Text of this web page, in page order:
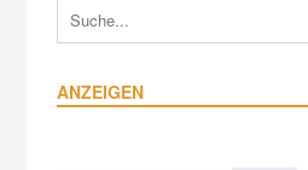
ANZEIGEN